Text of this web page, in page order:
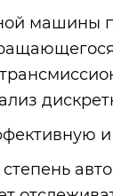
машины